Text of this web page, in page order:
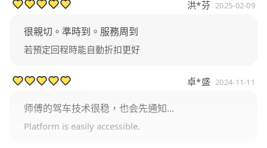
洪*芬 2025-02-09
很親切。準時到。服務周到
若預定回程時能自動折扣更好
卓*盛 2024-11-11
师傅的驾车技术很稳，也会先通知...
Platform is easily accessible.